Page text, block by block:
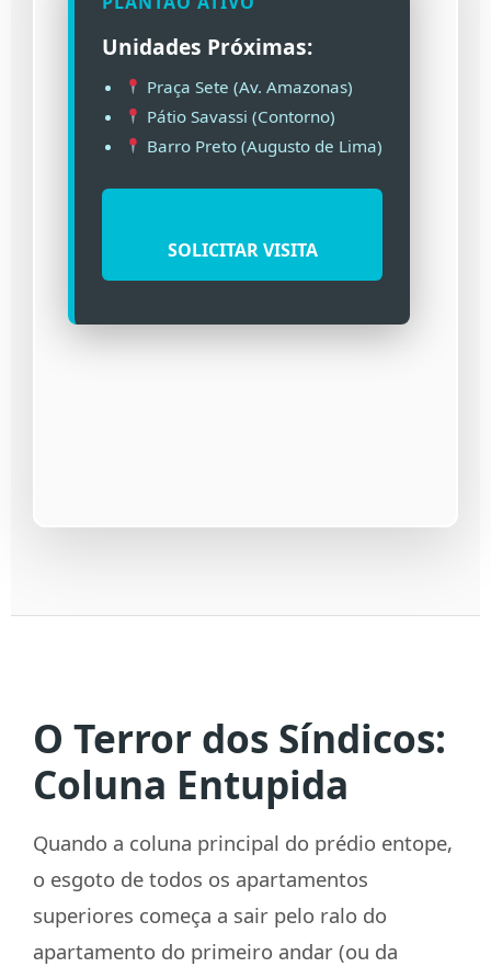
Unidades Próximas:
Praça Sete (Av. Amazonas)
Pátio Savassi (Contorno)
Barro Preto (Augusto de Lima)
SOLICITAR VISITA
O Terror dos Síndicos:
Coluna Entupida
Quando a coluna principal do prédio entope,
o esgoto de todos os apartamentos
superiores começa a sair pelo ralo do
apartamento do primeiro andar (ou da